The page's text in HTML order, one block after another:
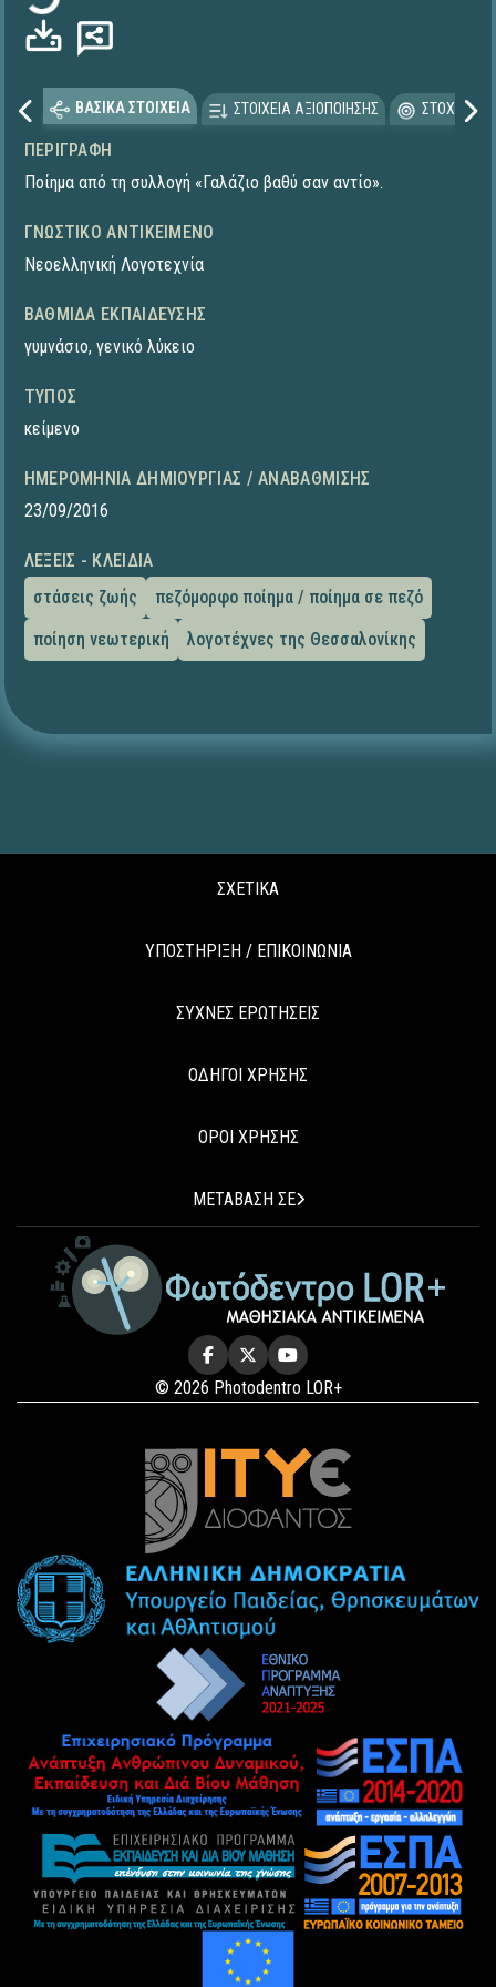
ΒΑΣΙΚΑ ΣΤΟΙΧΕΙΑ ΣΤΟΙΧΕΙΑ ΑΞΙΟΠΟΙΗΣΗΣ
ΠΕΡΙΓΡΑΦΉ
Ποίημα από τη συλλογή «Γαλάζιο βαθύ σαν αντίο».
ΓΝΩΣΤΙΚΌ ΑΝΤΙΚΕΊΜΕΝΟ
Νεοελληνική Λογοτεχνία
ΒΑΘΜΊΔΑ ΕΚΠΑΊΔΕΥΣΗΣ
γυμνάσιο, γενικό λύκειο
ΤΎΠΟΣ
κείμενο
ΗΜΕΡΟΜΗΝΊΑ ΔΗΜΙΟΥΡΓΊΑΣ / ΑΝΑΒΆΘΜΙΣΗΣ
23/09/2016
ΛΈΞΕΙΣ - ΚΛΕΙΔΙΆ
στάσεις ζωής
πεζόμορφο ποίημα / ποίημα σε πεζό
ποίηση νεωτερική
λογοτέχνες της Θεσσαλονίκης
ΣΧΕΤΙΚΑ
ΥΠΟΣΤΗΡΙΞΗ / ΕΠΙΚΟΙΝΩΝΙΑ
ΣΥΧΝΕΣ ΕΡΩΤΗΣΕΙΣ
ΟΔΗΓΟΙ ΧΡΗΣΗΣ
ΟΡΟΙ ΧΡΗΣΗΣ
ΜΕΤΑΒΑΣΗ ΣΕ
© 2026 Photodentro LOR+